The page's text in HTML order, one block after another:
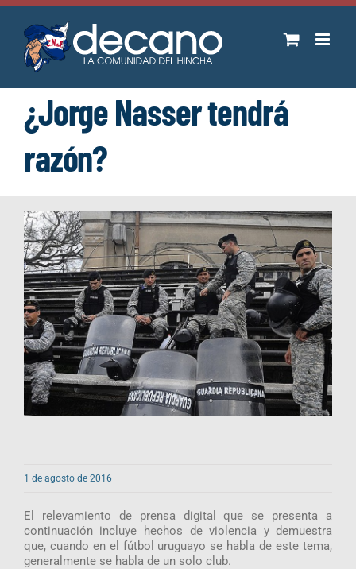
Saltar
contenido
¿Jorge Nasser tendrá
razón?
1 de agosto de 2016
El relevamiento de prensa digital que se presenta a
continuación incluye hechos de violencia y demuestra
que, cuando en el fútbol uruguayo se habla de este tema,
generalmente se habla de un solo club.